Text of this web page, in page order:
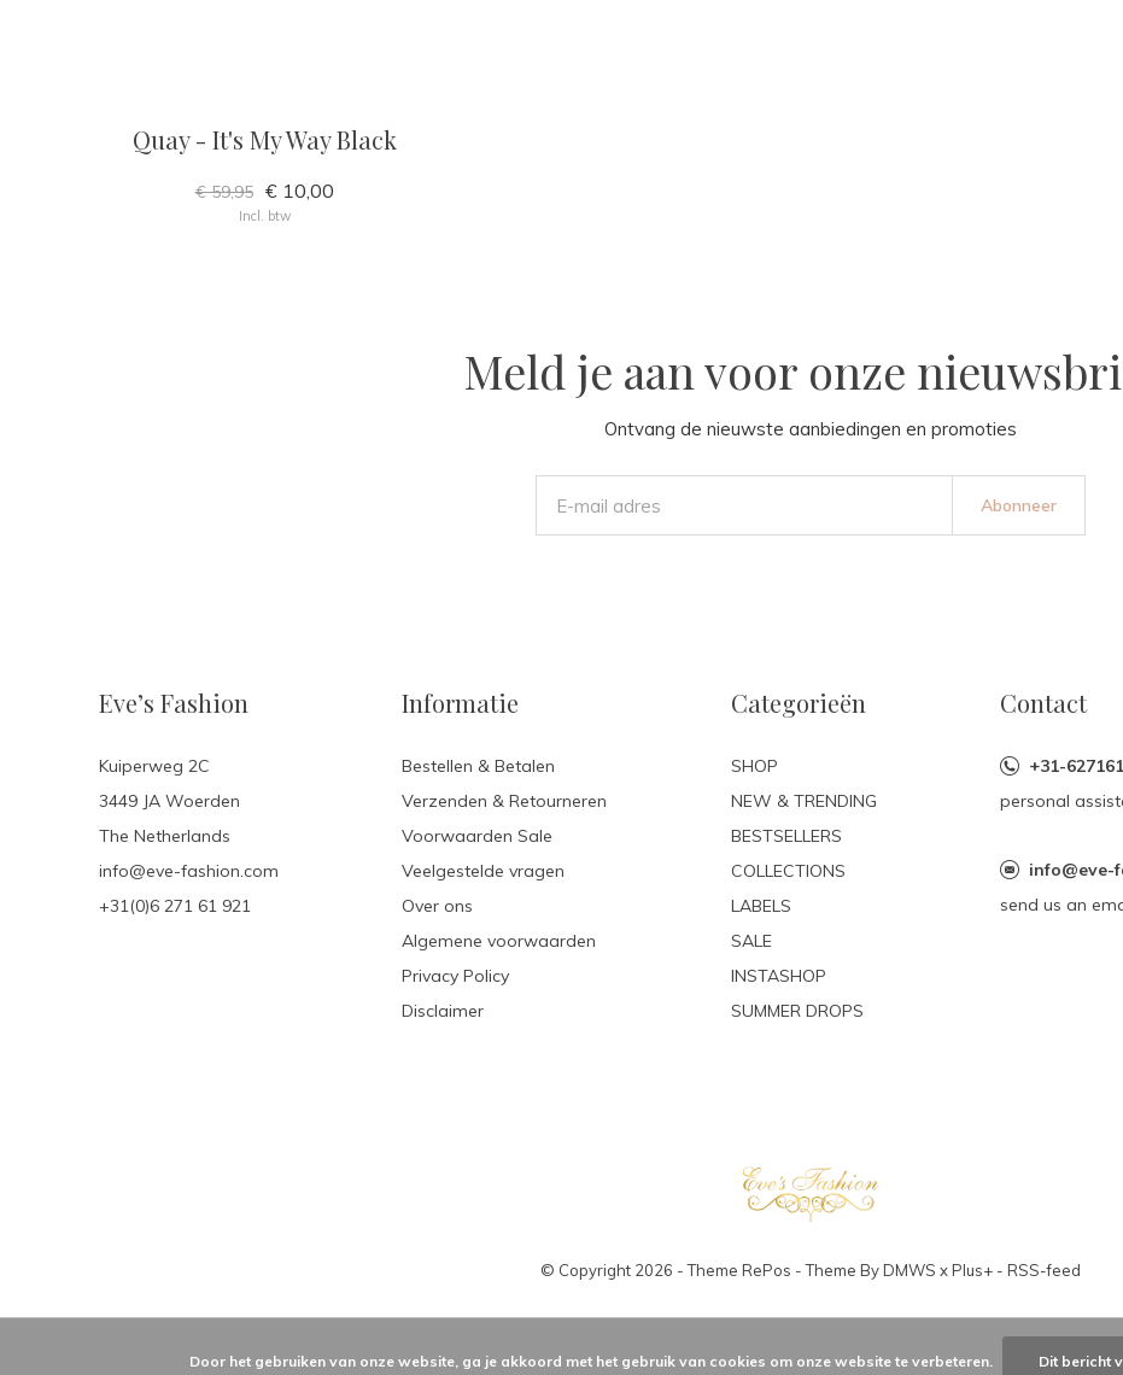
Quay - It's My Way Black
€ 59,95 € 10,00
Incl. btw
Meld je aan voor onze
Ontvang de nieuwste aanbiedingen en promoties
Abonneer
Eve’s Fashion
Kuiperweg 2C
3449 JA Woerden
The Netherlands
info@eve-fashion.com
+31(0)6 271 61 921
Informatie
Bestellen & Betalen
Verzenden & Retourneren
Voorwaarden Sale
Veelgestelde vragen
Over ons
Algemene voorwaarden
Privacy Policy
Disclaimer
Categorieën
SHOP
NEW & TRENDING
BESTSELLERS
COLLECTIONS
LABELS
SALE
INSTASHOP
SUMMER DROPS
Contact
+31-
personal
info@eve-
send us an
© Copyright 2026 - Theme RePos - Theme ByDMWS xPlus+ - RSS-feed
Door het gebruiken van onze website, ga je akkoord met het gebruik van cookies om onze website te verbeteren. Dit bericht